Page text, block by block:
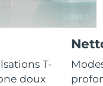
T-
doux
8/14/26
estimée 8/10/26
estimée 8/13/26